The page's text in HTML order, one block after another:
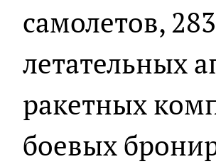
самолетов,
летательных
ракетных
боевых